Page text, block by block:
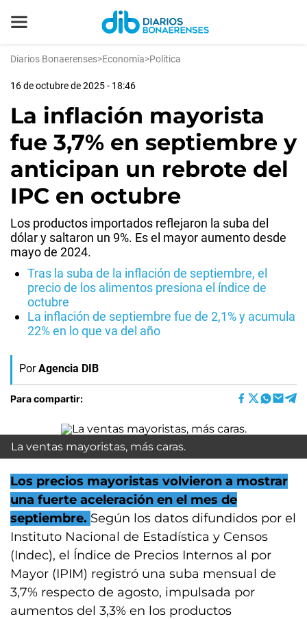
Diarios Bonaerenses>Economía>Política
16 de octubre de 2025 - 18:46
La inflación mayorista
fue 3,7% en septiembre y
anticipan un rebrote del
IPC en octubre
Los productos importados reflejaron la suba del
dólar y saltaron un 9%. Es el mayor aumento desde
mayo de 2024.
Tras la suba de la inflación de septiembre, el
precio de los alimentos presiona el índice de
octubre
La inflación de septiembre fue de 2,1% y acumula
22% en lo que va del año
Por Agencia DIB
Para compartir:
La ventas mayoristas, más caras.
Los precios mayoristas volvieron a mostrar
una fuerte aceleración en el mes de
septiembre. Según los datos difundidos por el
Instituto Nacional de Estadística y Censos
(Indec), el Índice de Precios Internos al por
Mayor (IPIM) registró una suba mensual de
3,7% respecto de agosto, impulsada por
aumentos del 3,3% en los productos